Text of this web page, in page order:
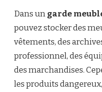
Dans ungarde
pouvez stocker des
vêtements, des
professionnel, des
des marchandises.
les produits